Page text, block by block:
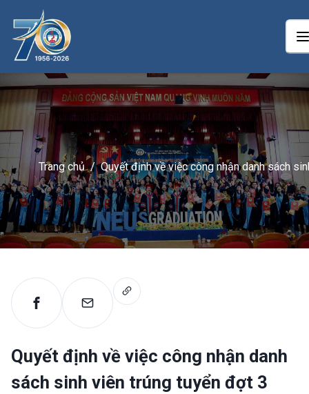
Trang chủ / Quyết định về việc công nhận danh sách
viên trúng tuyển đợt 3
Quyết định về việc công nhận danh
sách sinh viên trúng tuyển đợt 3